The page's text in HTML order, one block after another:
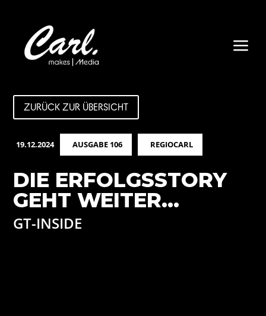
a
ZURÜCK ZUR ÜBERSICHT
19.12.2024 AUSGABE 106 REGIOCARL
DIE ERFOLGSSTORY
GEHT WEITER…
GT-INSIDE